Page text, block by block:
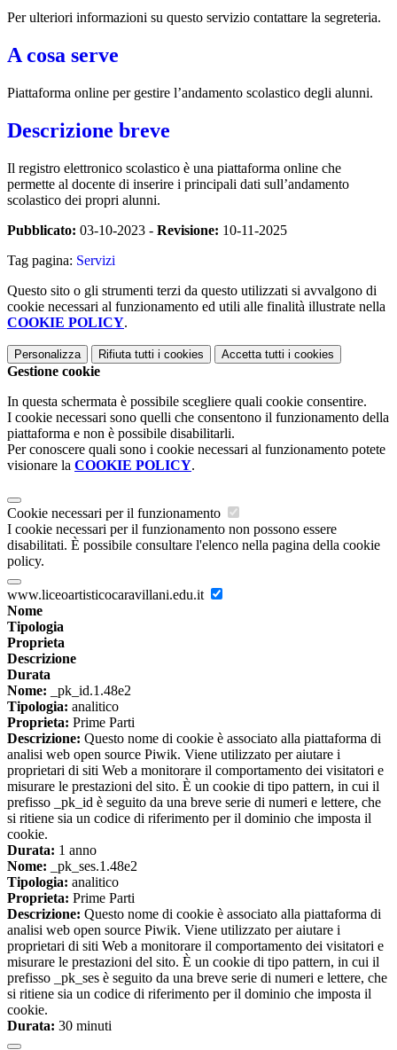
Per ulteriori informazioni su questo servizio contattare la segreteria.
A cosa serve
Piattaforma online per gestire l’andamento scolastico degli alunni.
Descrizione breve
Il registro elettronico scolastico è una piattaforma online che
permette al docente di inserire i principali dati sull’andamento
scolastico dei propri alunni.
Pubblicato: 03-10-2023 - Revisione: 10-11-2025
Tag pagina: Servizi
Questo sito o gli strumenti terzi da questo utilizzati si avvalgono di
cookie necessari al funzionamento ed utili alle finalità illustrate nella
COOKIE POLICY.
Personalizza Rifiuta tutti i cookies Accetta tutti i cookies
Gestione cookie
In questa schermata è possibile scegliere quali cookie consentire.
I cookie necessari sono quelli che consentono il funzionamento della
piattaforma e non è possibile disabilitarli.
Per conoscere quali sono i cookie necessari al funzionamento potete
visionare la COOKIE POLICY.
Cookie necessari per il funzionamento
I cookie necessari per il funzionamento non possono essere
disabilitati. È possibile consultare l'elenco nella pagina della cookie
policy.
www.liceoartisticocaravillani.edu.it
Nome
Tipologia
Proprieta
Descrizione
Durata
Nome: _pk_id.1.48e2
Tipologia: analitico
Proprieta: Prime Parti
Descrizione: Questo nome di cookie è associato alla piattaforma di
analisi web open source Piwik. Viene utilizzato per aiutare i
proprietari di siti Web a monitorare il comportamento dei visitatori e
misurare le prestazioni del sito. È un cookie di tipo pattern, in cui il
prefisso _pk_id è seguito da una breve serie di numeri e lettere, che
si ritiene sia un codice di riferimento per il dominio che imposta il
cookie.
Durata: 1 anno
Nome: _pk_ses.1.48e2
Tipologia: analitico
Proprieta: Prime Parti
Descrizione: Questo nome di cookie è associato alla piattaforma di
analisi web open source Piwik. Viene utilizzato per aiutare i
proprietari di siti Web a monitorare il comportamento dei visitatori e
misurare le prestazioni del sito. È un cookie di tipo pattern, in cui il
prefisso _pk_ses è seguito da una breve serie di numeri e lettere, che
si ritiene sia un codice di riferimento per il dominio che imposta il
cookie.
Durata: 30 minuti